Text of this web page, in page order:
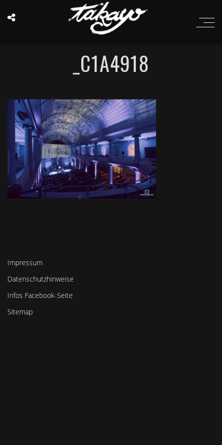
_C1A4918
Impressum
Datenschutzhinweise
Infos Facebook-Seite
Sitemap